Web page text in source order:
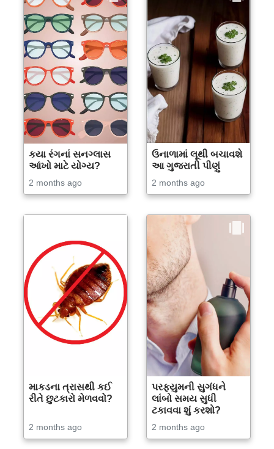
કયા રંગનાં સનગ્લાસ
આંખો માટે યોગ્ય?
2 months ago
ઉનાળામાં લૂથી બચાવશે
આ ગુજરાતી પીણું
2 months ago
માકડના ત્રાસથી કઈ
રીતે છુટકારો મેળવવો?
2 months ago
પરફ્યુમની સુગંધને
લાંબો સમય સુધી
ટકાવવા શું કરશો?
2 months ago